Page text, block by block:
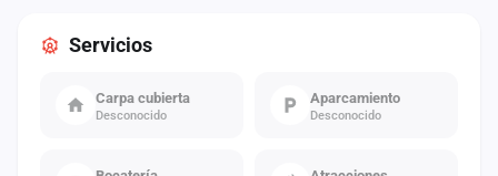
Servicios
Carpa cubierta
Desconocido
Aparcamiento
Desconocido